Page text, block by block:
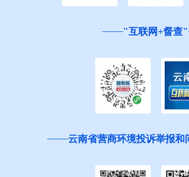
"互联网+督查"
云南省营商环境投诉举报和